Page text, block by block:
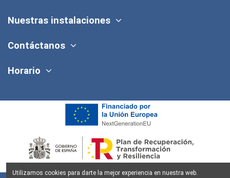
Nuestras instalaciones
Contáctanos
Horario
Utilizamos cookies para darte la mejor experiencia en nuestra web.